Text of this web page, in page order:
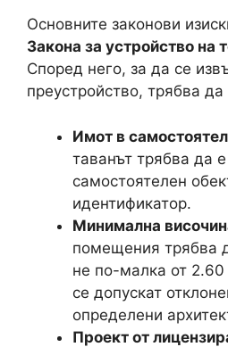
Основните законови
Закона за устройство на
Според него, за да се
преустройство, трябва
Имот в
таванът трябва да
самостоятелен
идентификатор.
Минимална
помещения трябва
не по-малка от
се допускат
определени
Проект от